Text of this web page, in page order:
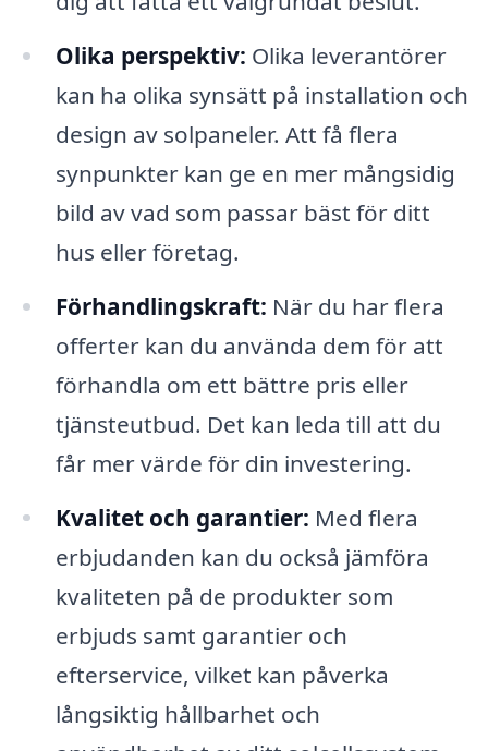
Olika perspektiv: Olika leverantörer
kan ha olika synsätt på installation och
design av solpaneler. Att få flera
synpunkter kan ge en mer mångsidig
bild av vad som passar bäst för ditt
hus eller företag.
Förhandlingskraft: När du har flera
offerter kan du använda dem för att
förhandla om ett bättre pris eller
tjänsteutbud. Det kan leda till att du
får mer värde för din investering.
Kvalitet och garantier: Med flera
erbjudanden kan du också jämföra
kvaliteten på de produkter som
erbjuds samt garantier och
efterservice, vilket kan påverka
långsiktig hållbarhet och